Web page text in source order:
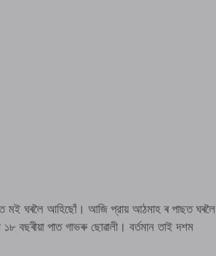
মই ঘৰলৈ আহিছোঁ। আজি প্রায় আঠমাহ ৰ পাছত ঘৰলৈ
বছৰীয়া পাত গাভৰু ছোৱালী। বর্তমান তাই দশম